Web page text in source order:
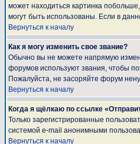
может находиться картинка
могут быть использованы. Если в
Вернуться к началу
Как я могу изменить свое звание?
Обычно вы не можете напрямую
форумов используют звания, чтобы
Пожалуйста, не засоряйте форум
Вернуться к началу
Когда я щёлкаю по ссылке
Только зарегистрированные
системой e-mail анонимными
Вернуться к началу